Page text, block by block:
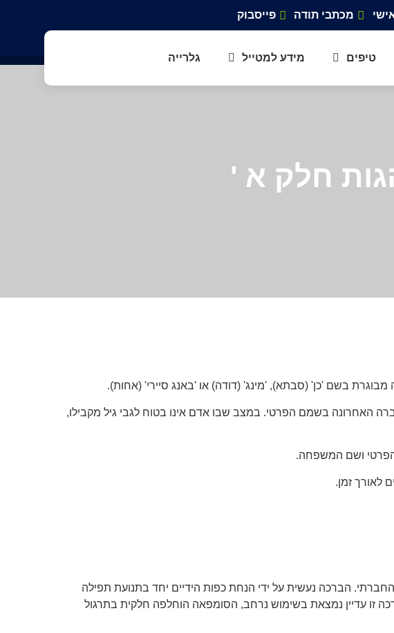
מכתבי תודה פייסבוק
טיפים מידע למטייל גלרייה
חלק א '
האחרונה בשמם הפרטי. במצב שבו אדם אינו בטוח לגבי גיל מקבילו,
הפרטי ושם המשפחה.
לאורך זמן.
הברכה נעשית על ידי הנחת כפות הידיים יחד בתנועת תפילה
זו עדיין נמצאת בשימוש נרחב, הסומפאה הוחלפה חלקית בתרגול